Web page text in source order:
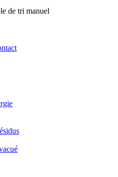
de tri manuel